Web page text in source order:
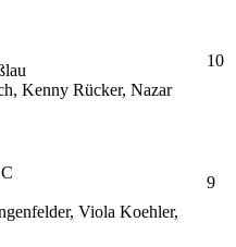
Kenny Rücker, Nazar
10
C
Viola Koehler,
9